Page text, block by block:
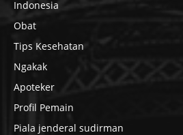
Indonesia
Obat
Tips Kesehatan
Ngakak
Apoteker
Profil Pemain
Piala jenderal sudirman